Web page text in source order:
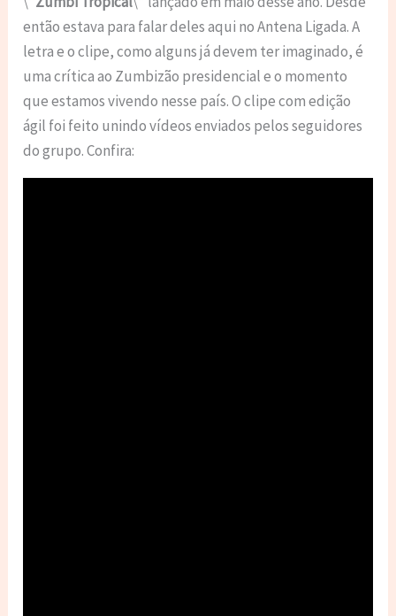
então estava para falar deles aqui no Antena Ligada. A
letra e o clipe, como alguns já devem ter imaginado, é
uma crítica ao Zumbizão presidencial e o momento
que estamos vivendo nesse país. O clipe com edição
ágil foi feito unindo vídeos enviados pelos seguidores
do grupo. Confira: